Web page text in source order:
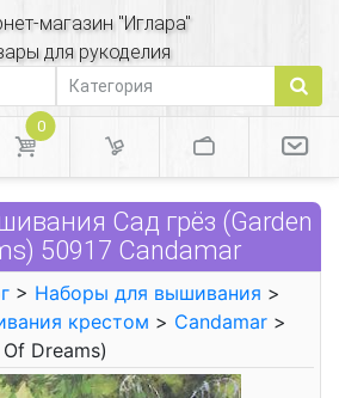
магазин "Иглара"
для рукоделия
0
Сад грёз (Garden
50917 Candamar
> Наборы для вышивания >
крестом > Candamar >
Dreams)